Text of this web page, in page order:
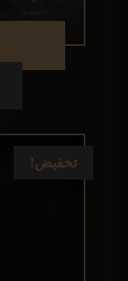
تخفيض!